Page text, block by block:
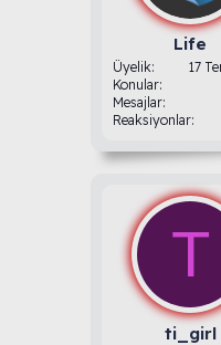
Life
Üyelik
17
Konular
Mesajlar
Reaksiyonlar
T
ti_girl